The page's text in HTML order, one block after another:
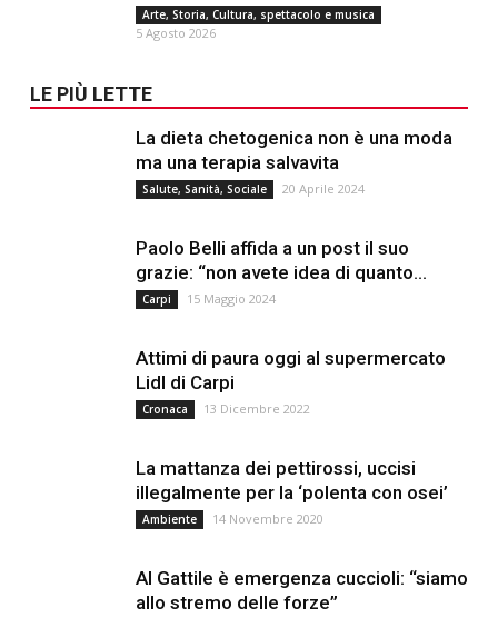
Arte, Storia, Cultura, spettacolo e musica
5 Agosto 2026
LE PIÙ LETTE
La dieta chetogenica non è una moda
ma una terapia salvavita
Salute, Sanità, Sociale 20 Aprile 2024
Paolo Belli affida a un post il suo
grazie: “non avete idea di quanto...
Carpi 15 Maggio 2024
Attimi di paura oggi al supermercato
Lidl di Carpi
Cronaca 13 Dicembre 2022
La mattanza dei pettirossi, uccisi
illegalmente per la ‘polenta con osei’
Ambiente 14 Novembre 2020
Al Gattile è emergenza cuccioli: “siamo
allo stremo delle forze”